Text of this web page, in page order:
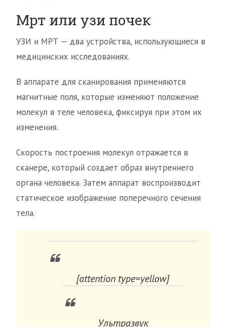
Мрт или узи почек
УЗИ и МРТ — два устройства, использующиеся в
медицинских исследованиях.
В аппарате для сканирования применяются
магнитные поля, которые изменяют положение
молекул в теле человека, фиксируя при этом их
изменения.
Скорость построения молекул отражается в
сканере, который создает образ внутреннего
органа человека. Затем аппарат воспроизводит
статическое изображение поперечного сечения
тела.
[attention type=yellow]
Ультразвук